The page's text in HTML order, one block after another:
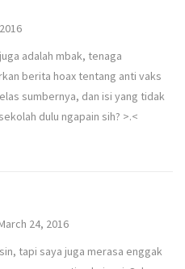
adalah mbak, tenaga
berita hoax tentang anti vaks
sumbernya, dan isi yang tidak
dulu ngapain sih? >.<
24, 2016
tapi saya juga merasa enggak